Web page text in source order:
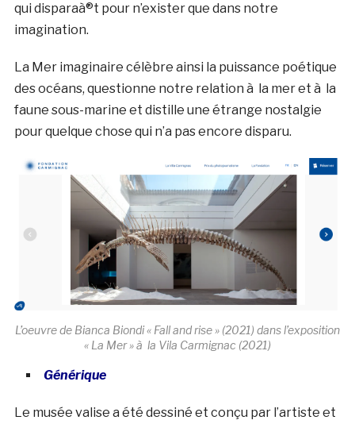
qui disparaà®t pour n’exister que dans notre
imagination.
La Mer imaginaire célèbre ainsi la puissance poétique
des océans, questionne notre relation à la mer et à la
faune sous-marine et distille une étrange nostalgie
pour quelque chose qui n’a pas encore disparu.
L’oeuvre de Bianca Biondi « Fall and rise » (2021) dans l’exposition
« La Mer » à la Vila Carmignac (2021)
Générique
Le musée valise a été dessiné et conçu par l’artiste et